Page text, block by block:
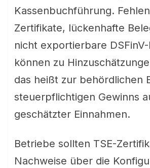
Kassenbuchführung.
Zertifikate, lückenhafte
nicht exportierbare
können zu
das heißt zur behördlichen
steuerpflichtigen Gewinns
geschätzter Einnahmen.
Betriebe sollten TSE-
Nachweise über die